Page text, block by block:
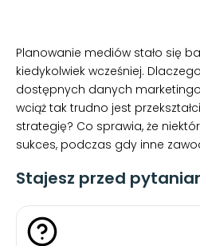
Planowanie mediów stało się
kiedykolwiek wcześniej.
dostępnych danych
wciąż tak trudno jest
strategię? Co sprawia, że
sukces, podczas gdy inne
Stajesz przed